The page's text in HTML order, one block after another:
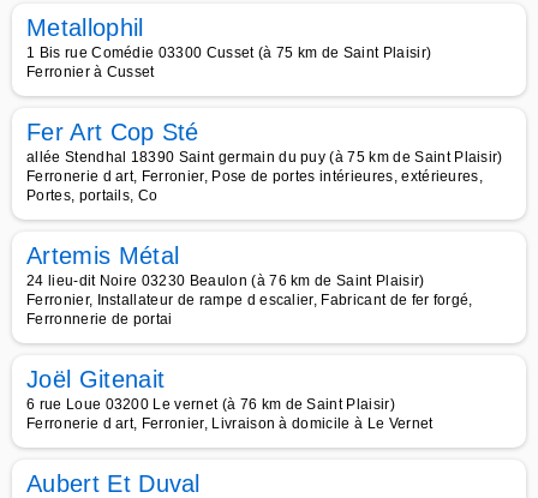
Metallophil
1 Bis rue Comédie 03300 Cusset (à 75 km de Saint Plaisir)
Ferronier à Cusset
Fer Art Cop Sté
allée Stendhal 18390 Saint germain du puy (à 75 km de Saint Plaisir)
Ferronerie d art, Ferronier, Pose de portes intérieures, extérieures,
Portes, portails, Co
Artemis Métal
24 lieu-dit Noire 03230 Beaulon (à 76 km de Saint Plaisir)
Ferronier, Installateur de rampe d escalier, Fabricant de fer forgé,
Ferronnerie de portai
Joël Gitenait
6 rue Loue 03200 Le vernet (à 76 km de Saint Plaisir)
Ferronerie d art, Ferronier, Livraison à domicile à Le Vernet
Aubert Et Duval